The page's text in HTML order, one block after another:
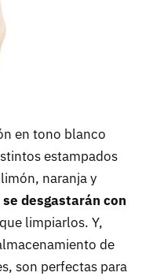
en tono blanco
estampados
naranja y
se desgastarán con
limpiarlos. Y,
de
son perfectas para